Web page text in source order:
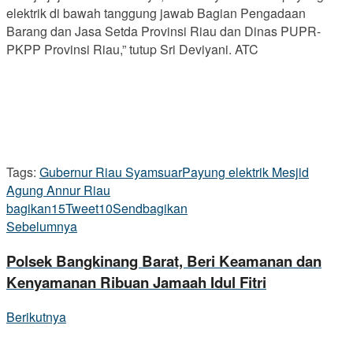
elektrik di bawah tanggung jawab Bagian Pengadaan
Barang dan Jasa Setda Provinsi Riau dan Dinas PUPR-
PKPP Provinsi Riau,” tutup Sri Deviyani. ATC
Tags: Gubernur Riau SyamsuarPayung elektrik Mesjid
Agung Annur Riau
bagikan15Tweet10Sendbagikan
Sebelumnya
Polsek Bangkinang Barat, Beri Keamanan dan
Kenyamanan Ribuan Jamaah Idul Fitri
Berikutnya